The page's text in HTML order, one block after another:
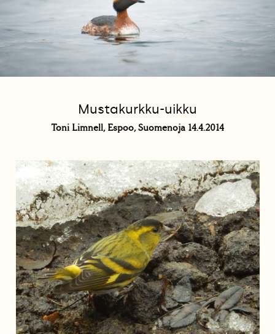
Mustakurkku-uikku
Toni Limnell, Espoo, Suomenoja 14.4.2014